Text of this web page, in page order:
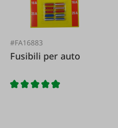
#FA16883
Fusibili per auto